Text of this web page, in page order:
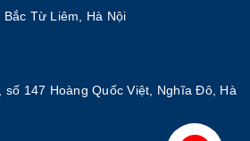
Từ Liêm, Hà Nội
số 147 Hoàng Quốc Việt, Nghĩa Đô, Hà